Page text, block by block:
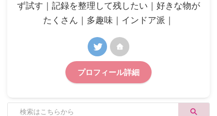
ず試す｜記録を整理して残したい｜好きな物が
たくさん｜多趣味｜インドア派｜
プロフィール詳細